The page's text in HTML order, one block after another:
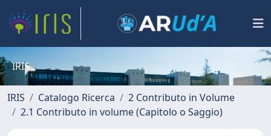
IRIS
IRIS Catalogo Ricerca
2 Contributo in Volume
2.1 Contributo in volume (Capitolo o Saggio)